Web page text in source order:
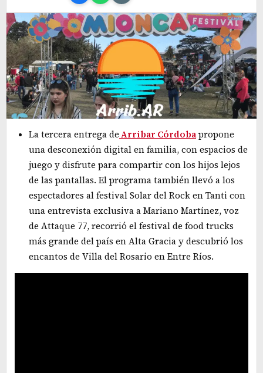
La tercera entrega deArribar Córdobapropone
una desconexión digital en familia, con espacios de
juego y disfrute para compartir con los hijos lejos
de las pantallas. El programa también llevó a los
espectadores al festival Solar del Rock en Tanti con
una entrevista exclusiva a Mariano Martínez, voz
de Attaque 77, recorrió el festival de food trucks
más grande del país en Alta Gracia y descubrió los
encantos de Villa del Rosario en Entre Ríos.